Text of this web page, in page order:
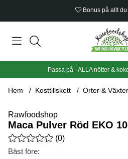
Bonus på allt
Passa på - ALLA nötter &
Hem Kosttillskott Örter & Växter
Rawfoodshop
Maca Pulver Röd EKO
Medelbetyg 0 av 5 Antal betyg 0
(0)
Bäst före: